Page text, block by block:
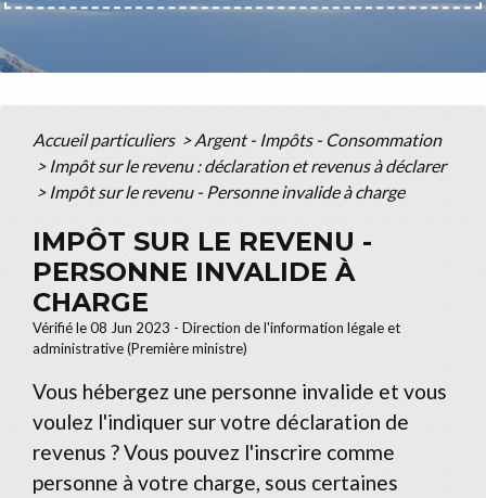
Accueil particuliers > Argent - Impôts - Consommation
> Impôt sur le revenu : déclaration et revenus à déclarer
> Impôt sur le revenu - Personne invalide à charge
IMPÔT SUR LE REVENU -
PERSONNE INVALIDE À
CHARGE
Vérifié le 08 Jun 2023 - Direction de l'information légale et
administrative (Première ministre)
Vous hébergez une personne invalide et vous
voulez l'indiquer sur votre déclaration de
revenus ? Vous pouvez l'inscrire comme
personne à votre charge, sous certaines